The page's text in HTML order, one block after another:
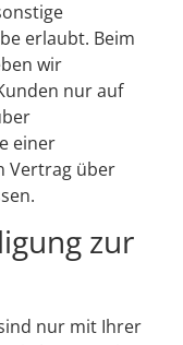
erlaubt. Beim
wir
nur auf
einer
Vertrag über
zur
nur mit Ihrer